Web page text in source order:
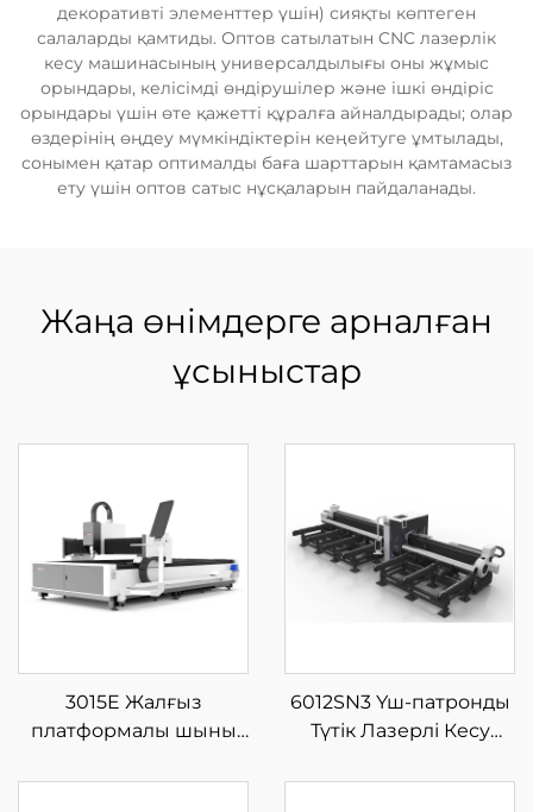
декоративті элементтер үшін) сияқты көптеген
салаларды қамтиды. Оптов сатылатын CNC лазерлік
кесу машинасының универсалдылығы оны жұмыс
орындары, келісімді өндірушілер және ішкі өндіріс
орындары үшін өте қажетті құралға айналдырады; олар
өздерінің өңдеу мүмкіндіктерін кеңейтуге ұмтылады,
сонымен қатар оптималды баға шарттарын қамтамасыз
ету үшін оптов сатыс нұсқаларын пайдаланады.
Жаңа өнімдерге арналған
ұсыныстар
3015E Жалғыз
платформалы шыны
машинасы
6012SN3 Үш-патронды
Түтік Лазерлі Кесу